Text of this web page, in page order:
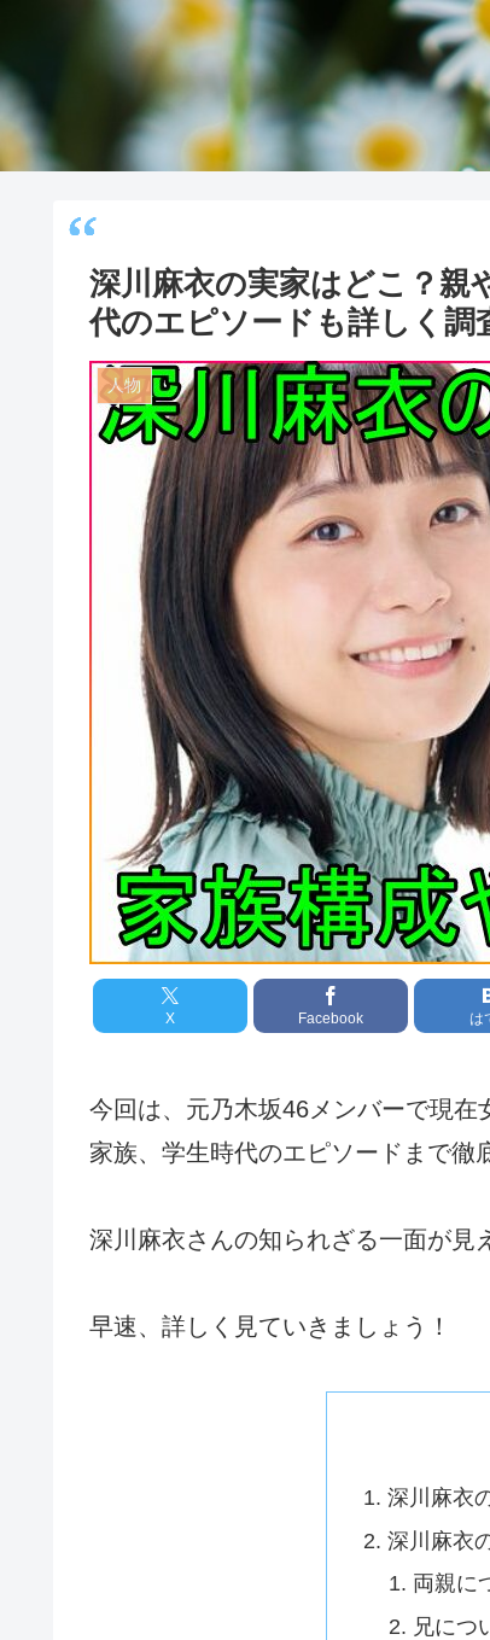
深川麻衣の実家はどこ？親
代のエピソードも詳しく調
人物
X Facebook は
今回は、元乃木坂46メンバーで現
家族、学生時代のエピソードまで徹
深川麻衣さんの知られざる一面が見
早速、詳しく見ていきましょう！
深川麻衣
深川麻衣
両親に
兄につ